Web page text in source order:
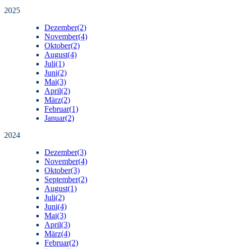
2025
Dezember(2)
November(4)
Oktober(2)
August(4)
Juli(1)
Juni(2)
Mai(3)
April(2)
März(2)
Februar(1)
Januar(2)
2024
Dezember(3)
November(4)
Oktober(3)
September(2)
August(1)
Juli(2)
Juni(4)
Mai(3)
April(3)
März(4)
Februar(2)